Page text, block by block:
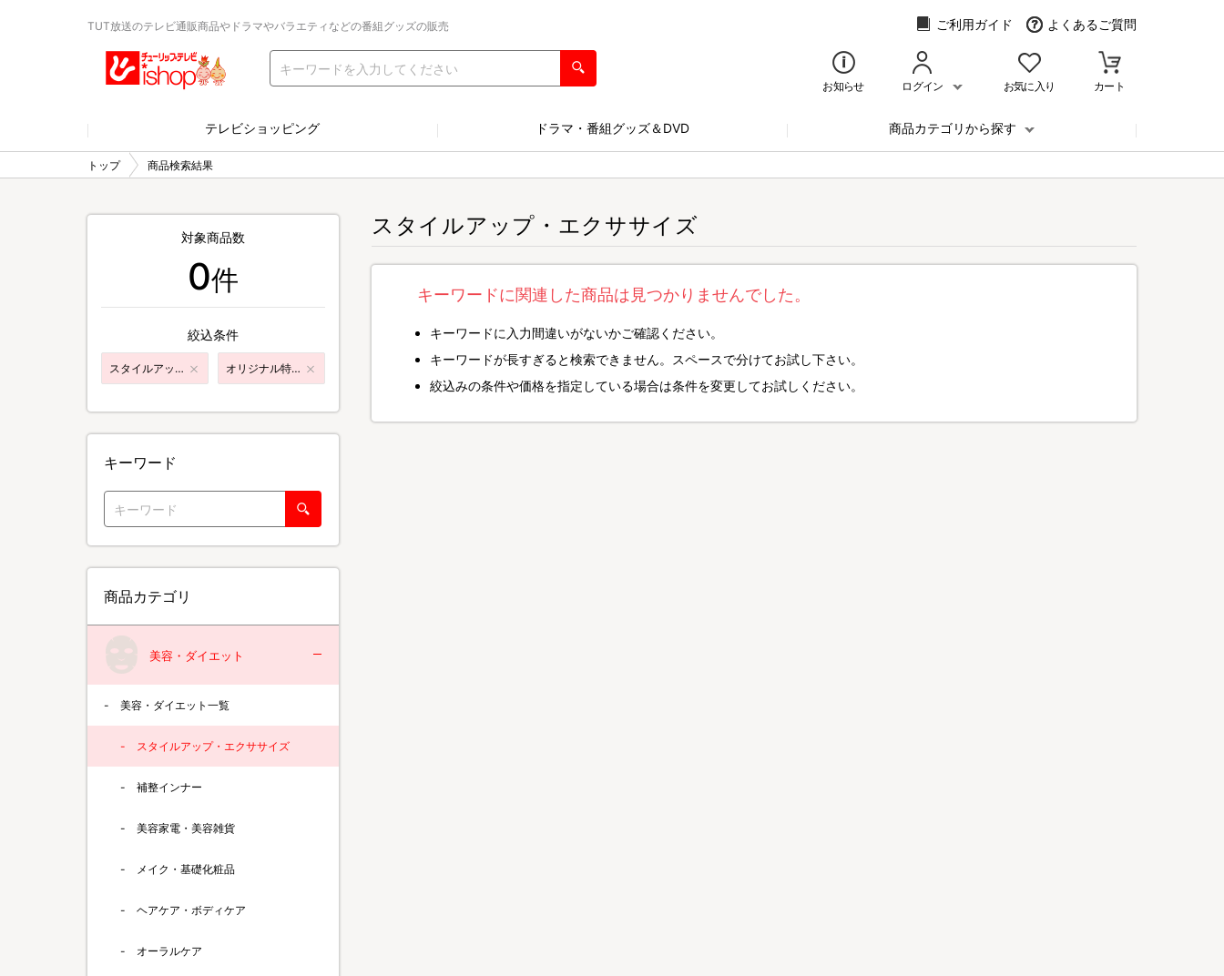
TUT放送のテレビ通販商品やドラマやバラエティなどの番組グッズの販売 ご利用ガイド よくあるご質問
お知らせ ログイン お気に入り カート
テレビショッピング ドラマ・番組グッズ＆DVD 商品カテゴリから探す
トップ 商品検索結果
スタイルアップ・エクササイズ
キーワードに関連した商品は見つかりませんでした。
キーワードに入力間違いがないかご確認ください。
キーワードが長すぎると検索できません。スペースで分けてお試し下さい。
絞込みの条件や価格を指定している場合は条件を変更してお試しください。
対象商品数
0件
絞込条件
スタイルアップ・エクササイズ オリジナル特典付き
キーワード
商品カテゴリ
美容・ダイエット
美容・ダイエット一覧
スタイルアップ・エクササイズ
補整インナー
美容家電・美容雑貨
メイク・基礎化粧品
ヘアケア・ボディケア
オーラルケア